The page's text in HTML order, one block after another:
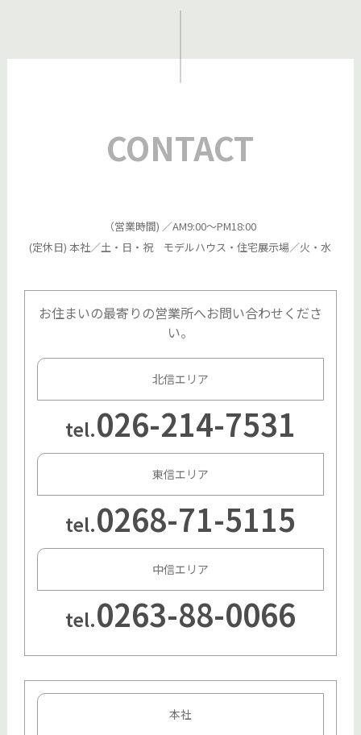
CONTACT
（営業時間) ／AM9:00～PM18:00
(定休日) 本社／土・日・祝 モデルハウス・住宅展示場／火・水
お住まいの最寄りの営業所へお問い合わせくださ
い。
北信エリア
tel.026-214-7531
東信エリア
tel.0268-71-5115
中信エリア
tel.0263-88-0066
本社